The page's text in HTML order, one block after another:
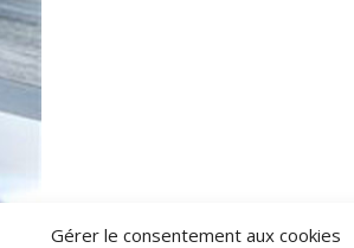
Gérer le consentement aux cookies